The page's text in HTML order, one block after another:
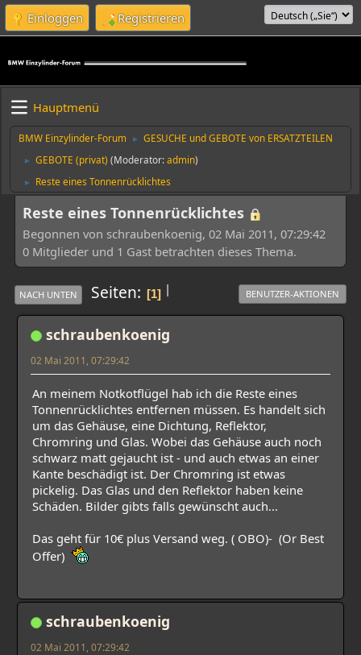
Einloggen Registrieren
Hauptmenü
BMW Einzylinder-Forum ► GESUCHE und GEBOTE von ERSATZTEILEN
► GEBOTE (privat) (Moderator:admin)
► Reste eines Tonnenrücklichtes
Reste eines Tonnenrücklichtes
Begonnen von schraubenkoenig, 02 Mai 2011, 07:29:42
0 Mitglieder und 1 Gast betrachten dieses Thema.
|
NACH UNTEN Seiten 1 BENUTZER-AKTIONEN
schraubenkoenig
02 Mai 2011, 07:29:42
An meinem Notkotflügel hab ich die Reste eines
Tonnenrücklichtes entfernen müssen. Es handelt sich
um das Gehäuse, eine Dichtung, Reflektor,
Chromring und Glas. Wobei das Gehäuse auch noch
schwarz matt gejaucht ist - und auch etwas an einer
Kante beschädigt ist. Der Chromring ist etwas
pickelig. Das Glas und den Reflektor haben keine
Schäden. Bilder gibts falls gewünscht auch...
Das geht für 10€ plus Versand weg. ( OBO)- (Or Best
Offer)
schraubenkoenig
02 Mai 2011, 07:29:42